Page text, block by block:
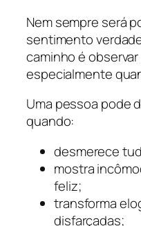
Nem sempre será
sentimento
caminho é
especialmente
Uma pessoa pode
quando:
desmerece
mostra
feliz;
transforma
disfarçadas;